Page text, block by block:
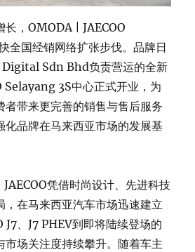
长，OMODA | JAECOO
全国经销网络扩张步伐。品牌日
Digital Sdn Bhd负责营运的全新
Selayang 3S中心正式开业，为
者带来更完善的销售与售后服务
化品牌在马来西亚市场的发展基
凭借时尚设计、先进科技
，在马来西亚汽车市场迅速建立
J7、J7 PHEV到即将陆续登场的
市场关注度持续攀升。随着车主